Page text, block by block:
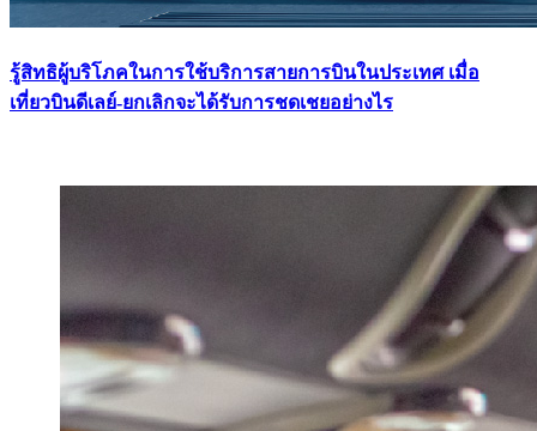
รู้สิทธิผู้บริโภคในการใช้บริการสายการบินในประเทศ เมื่อ
เที่ยวบินดีเลย์-ยกเลิกจะได้รับการชดเชยอย่างไร